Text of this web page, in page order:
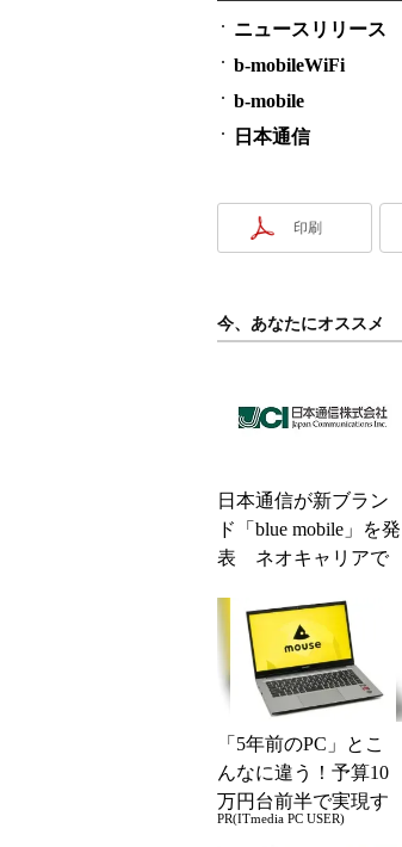
ニュースリリース
b-mobileWiFi
b-mobile
日本通信
印刷
今、あなたにオススメ
日本通信が新ブラン
ド「blue mobile」を発
表 ネオキャリアで
「5年前のPC」とこ
んなに違う！予算10
万円台前半で実現す
る快適PCライフ
PR(ITmedia PC USER)